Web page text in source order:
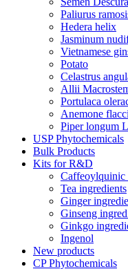
Paliurus
Hedera helix
Jasminum
Vietnamese
Potato
Celastrus
Allii
Portulaca
Anemone
Piper longum
USP Phytochemicals
Bulk Products
Kits for R&D
Caffeoylquinic
Tea ingredients
Ginger
Ginseng
Ginkgo
Ingenol
New products
CP Phytochemicals